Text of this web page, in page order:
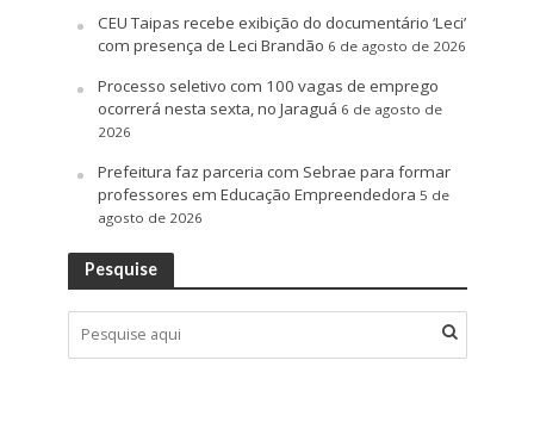
CEU Taipas recebe exibição do documentário ‘Leci’
com presença de Leci Brandão 6 de agosto de 2026
Processo seletivo com 100 vagas de emprego
ocorrerá nesta sexta, no Jaraguá 6 de agosto de
2026
Prefeitura faz parceria com Sebrae para formar
professores em Educação Empreendedora 5 de
agosto de 2026
Pesquise